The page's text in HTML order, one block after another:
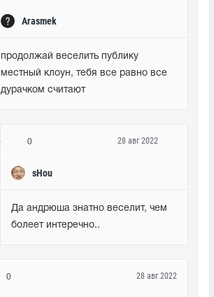
Arasmek
продолжай веселить публику
местный клоун, тебя все равно все
дурачком считают
0
sHou
28 авг 2022
Да андрюша знатно веселит, чем
болеет интеречно..
0 28 авг 2022